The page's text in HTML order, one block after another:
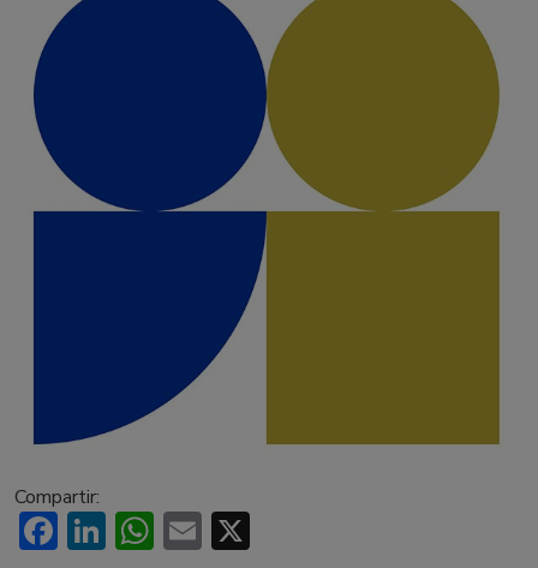
Compartir:
Facebook
LinkedIn
WhatsApp
Email